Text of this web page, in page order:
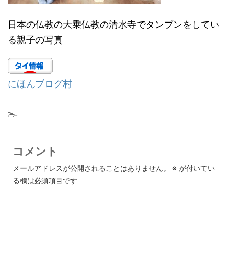
日本の仏教の大乗仏教の清水寺でタンブンをしてい
る親子の写真
にほんブログ村
-
コメント
メールアドレスが公開されることはありません。 ※ が付いてい
る欄は必須項目です